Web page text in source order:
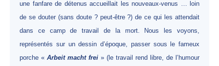
une fanfare de détenus accueillait les nouveaux-venus … loin
de se douter (sans doute ? peut-être ?) de ce qui les attendait
dans ce camp de travail de la mort. Nous les voyons,
représentés sur un dessin d’époque, passer sous le fameux
porche « Arbeit macht frei » (le travail rend libre, de l’humour